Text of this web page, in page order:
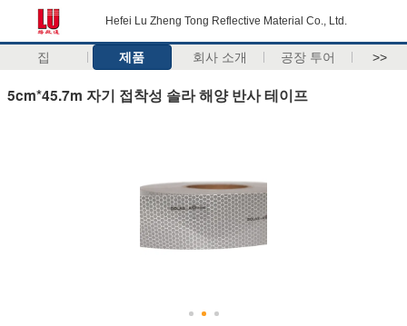
Hefei Lu Zheng Tong Reflective Material Co., Ltd.
집 제품 회사 소개 공장 투어 >>
5cm*45.7m 자기 접착성 솔라 해양 반사 테이프